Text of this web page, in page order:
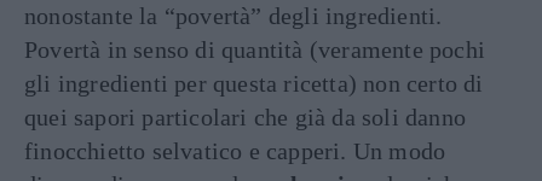
nonostante la “povertà” degli ingredienti.
Povertà in senso di quantità (veramente pochi
gli ingredienti per questa ricetta) non certo di
quei sapori particolari che già da soli danno
finocchietto selvatico e capperi. Un modo